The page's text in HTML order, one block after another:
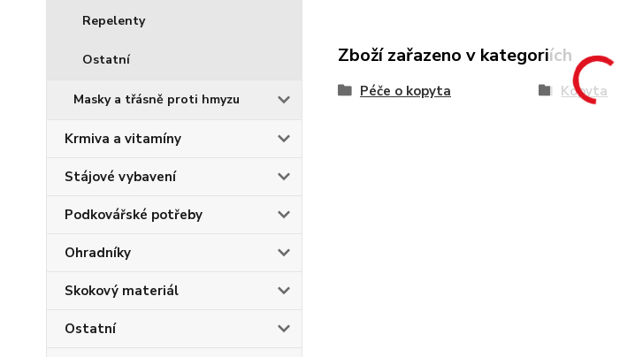
Repelenty
Ostatní
Masky a třásně proti hmyzu
Krmiva a vitamíny
Stájové vybavení
Podkovářské potřeby
Ohradníky
Skokový materiál
Ostatní
Zboží zařazeno v kategoriích
Péče o kopyta Kopyta